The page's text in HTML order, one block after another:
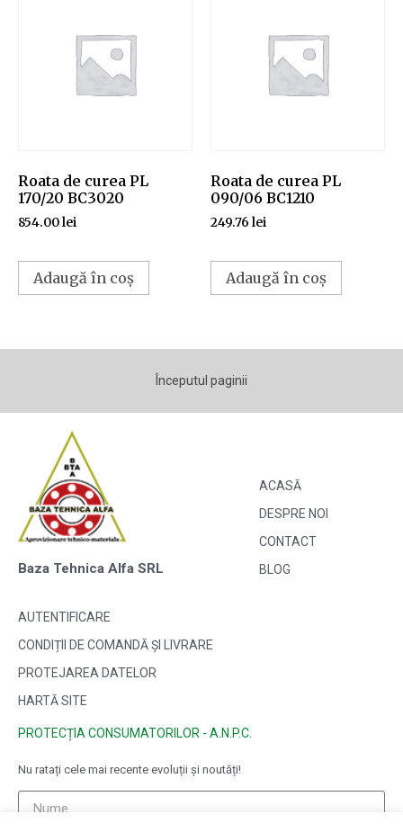
Roata de curea PL
170/20 BC3020
854.00lei
Adaugă în coș
Roata de curea PL
090/06 BC1210
249.76 lei
Adaugă în coș
Începutul paginii
Baza Tehnica Alfa SRL
ACASĂ
DESPRE NOI
CONTACT
BLOG
AUTENTIFICARE
CONDIȚII DE COMANDĂ ȘI LIVRARE
PROTEJAREA DATELOR
HARTĂ SITE
PROTECȚIA CONSUMATORILOR - A.N.P.C.
Nu ratați cele mai recente evoluții și noutăți!